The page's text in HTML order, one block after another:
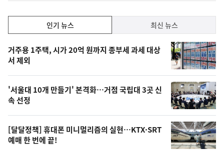
기,
최
신,
오
늘
의
영
상
인기 뉴스 최신 뉴스
기
뉴
스
거주용 1주택, 시가 20억 원까지 종부세 과세 대상
서 제외
'서울대 10개 만들기' 본격화…거점 국립대 3곳 신
속 선정
[달달정책] 휴대폰 미니멀리즘의 실현…KTX·SRT
예매 한 번에 끝!